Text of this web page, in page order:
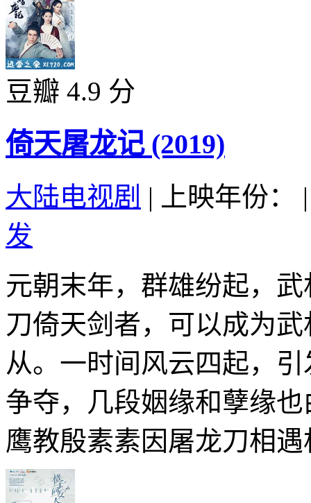
豆瓣 4.9 分
倚天屠龙记 (2019)
大陆电视剧 | 上映年份：
|
发
元朝末年，群雄纷起，
刀倚天剑者，可以成为
从。一时间风云四起，
争夺，几段姻缘和孽缘
鹰教殷素素因屠龙刀相